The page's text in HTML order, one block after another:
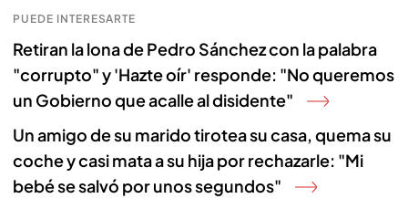
PUEDE INTERESARTE
Retiran la lona de Pedro Sánchez con la palabra
"corrupto" y 'Hazte oír' responde: "No queremos
un Gobierno que acalle al disidente"
Un amigo de su marido tirotea su casa, quema su
coche y casi mata a su hija por rechazarle: "Mi
bebé se salvó por unos segundos"